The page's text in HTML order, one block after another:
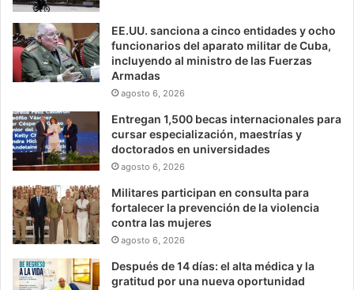
EE.UU. sanciona a cinco entidades y ocho
funcionarios del aparato militar de Cuba,
incluyendo al ministro de las Fuerzas
Armadas
agosto 6, 2026
Entregan 1,500 becas internacionales para
cursar especialización, maestrías y
doctorados en universidades
agosto 6, 2026
Militares participan en consulta para
fortalecer la prevención de la violencia
contra las mujeres
agosto 6, 2026
Después de 14 días: el alta médica y la
gratitud por una nueva oportunidad